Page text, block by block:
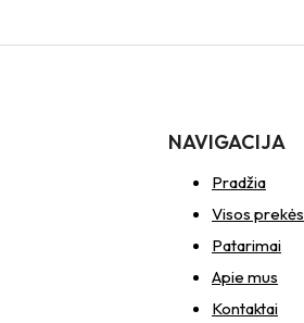
NAVIGACIJA
Pradžia
Visos prekės
Patarimai
Apie mus
Kontaktai